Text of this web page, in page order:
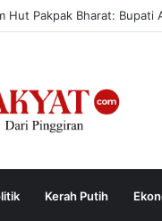
Hut Pakpak Bharat: Bupati
Kerah Putih